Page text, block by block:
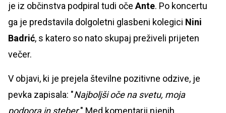
je iz občinstva podpiral tudi oče Ante. Po koncertu
ga je predstavila dolgoletni glasbeni kolegici Nini
Badrić, s katero so nato skupaj preživeli prijeten
večer.
V objavi, ki je prejela številne pozitivne odzive, je
pevka zapisala: "Najboljši oče na svetu, moja
podpora in steber." Med komentarji njenih